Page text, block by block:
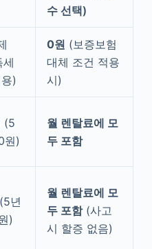
수 선택)
)
0원 (보증보험
대체 조건 적용
시)
(5
원)
월 렌탈료에 모
두 포함
년
)
월 렌탈료에 모
두 포함(사고
시 할증 없음)